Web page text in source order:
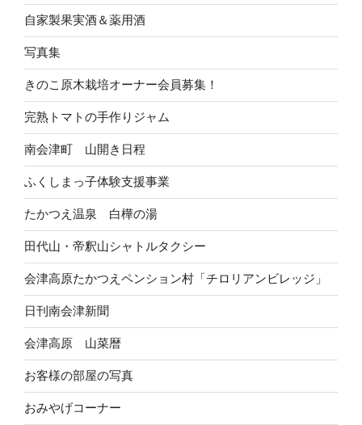
自家製果実酒＆薬用酒
写真集
きのこ原木栽培オーナー会員募集！
完熟トマトの手作りジャム
南会津町 山開き日程
ふくしまっ子体験支援事業
たかつえ温泉 白樺の湯
田代山・帝釈山シャトルタクシー
会津高原たかつえペンション村「チロリアンビレッジ」
日刊南会津新聞
会津高原 山菜暦
お客様の部屋の写真
おみやげコーナー